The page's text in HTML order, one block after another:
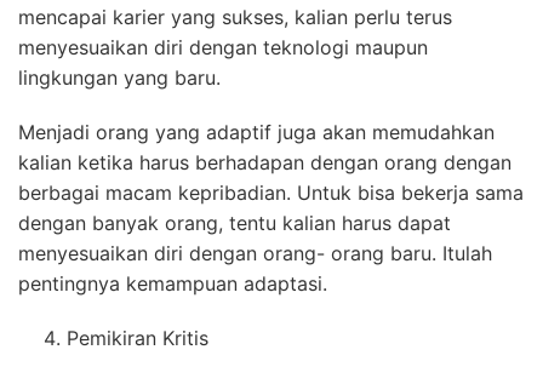
mencapai karier yang sukses, kalian perlu terus
menyesuaikan diri dengan teknologi maupun
lingkungan yang baru.
Menjadi orang yang adaptif juga akan memudahkan
kalian ketika harus berhadapan dengan orang dengan
berbagai macam kepribadian. Untuk bisa bekerja sama
dengan banyak orang, tentu kalian harus dapat
menyesuaikan diri dengan orang- orang baru. Itulah
pentingnya kemampuan adaptasi.
Pemikiran Kritis